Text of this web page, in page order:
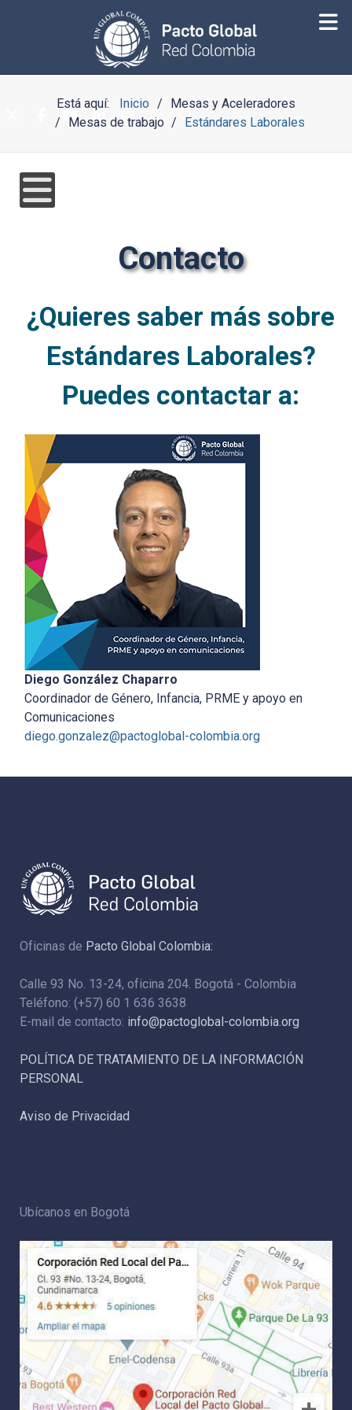
Está aquí: Inicio
Mesas y Aceleradores
Mesas de trabajo
Estándares Laborales
Contacto
¿Quieres saber más sobre
Estándares Laborales?
Puedes contactar a:
Diego González Chaparro
Coordinador de Género, Infancia, PRME y apoyo en
Comunicaciones
diego.gonzalez@pactoglobal-colombia.org
Oficinas de Pacto Global Colombia:
Calle 93 No. 13-24, oficina 204. Bogotá - Colombia
Teléfono: (+57) 60 1 636 3638
E-mail de contacto: info@pactoglobal-colombia.org
POLÍTICA DE TRATAMIENTO DE LA INFORMACIÓN
PERSONAL
Aviso de Privacidad
Ubícanos en Bogotá